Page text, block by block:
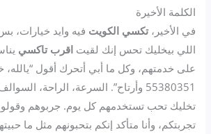
الكلمة الأخيرة
في الأخير،تكسي الكويت فيه وايد خيارات،
اللي بيخليك تحس إنك لقيتاقرب تاكسي
على خدمتهم، وكل ما أبي أتحرك أقول
55380351 وأرتاح”. السرعة، الراحة،
تخليك تحب تستخدمهم كل يوم. جربوهم
تجربتكم، وأنا متأكد إنكم بتحبونهم مثل ما